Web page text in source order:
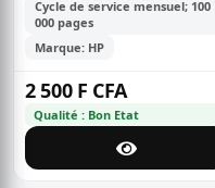
Cycle de service mensuel; 100
000 pages
Marque: HP
2 500 F CFA
Qualité : Bon Etat